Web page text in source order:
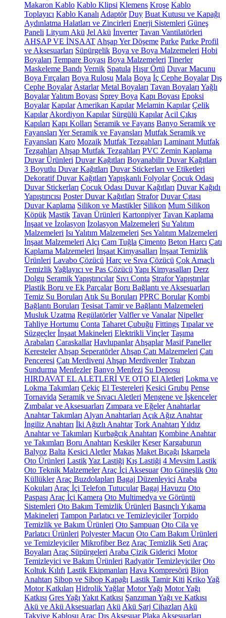
Makaron Kablo Kablo Klipsi Klemens Kroşe Kablo
Toplayıcı Kablo Kanalı Adaptör Duy Buat Kutusu ve Kapağı
Aydınlatma Halatları ve Zincirleri Enerji Sistemleri Güneş
Paneli Lityum Akü Jel Akü İnverter Tavan Vantilatörleri
AHŞAP VE İNŞAAT Ahşap Yer Döşeme Parke Parke Profil
ve Aksesuarları Süpürgelik Boya ve Boya Malzemeleri Hobi
Boyaları Tempare Boyası Boya Malzemeleri Tinerler
Maskeleme Bandı Vernik Spatula Hışır Örtü Duvar Macunu
Boya Fırçaları Boya Rulosu Mala Boya İç Cephe Boyalar Dış
Cephe Boyalar Astarlar Metal Boyaları Tavan Boyaları Yağlı
BoyalarYalıtım Boyası Sprey Boya Kapı Boyası Epoksi
Boyalar Kapılar Amerikan Kapılar Melamin Kapılar Çelik
Kapılar Akordiyon Kapılar Sürgülü Kapılar Acil Çıkış
Kapıları Kapı Kolları Seramik ve Fayans Banyo Seramik ve
Fayansları Yer Seramik ve Fayansları Mutfak Seramik ve
Fayansları Karo Mozaik Mutfak Tezgahları Laminant Mutfak
Tezgahları Ahşap Mutfak Tezgahları PVC Zemin Kaplama
Duvar Ürünleri Duvar Kağıtları Boyanabilir Duvar Kağıtları
3 Boyutlu Duvar Kağıtları Duvar Stickerları ve Etiketleri
Dekoratif Duvar Kağıtları Yapışkanlı Folyolar Çocuk Odası
Duvar Stickerları Çocuk Odası Duvar Kağıtları Duvar Kağıdı
Yapıştırıcısı Poster Duvar Kağıtları Strafor Duvar Çıtası
Duvar Kaplama Silikon ve Mastikler Silikon Mum Silikon
Köpük Mastik Tavan Ürünleri Kartonpiyer Tavan Kaplama
İnşaat ve İzolasyon İzolasyon Malzemeleri Su Yalıtım
Malzemeleri Isı Yalıtım Malzemeleri Ses Yalıtım Malzemeleri
İnşaat Malzemeleri Alçı Cam Tuğla Çimento Beton Harcı Çatı
Kaplama Malzemeleri İnşaat Kimyasalları İnşaat Temizlik
Ürünleri Lavabo Çözücü Harç ve Sıva Çözücü Çok Amaçlı
TemizlikYağlayıcı ve Pas Çözücü Yapı Kimyasalları Derz
Dolgu Seramik Yapıştırıcılar Sıvı Conta Strafor Yapıştırılar
Plastik Boru ve Ek Parçalar Boru Bağlantı ve Aksesuarları
Temiz Su Boruları Atık Su Boruları PPRC Borular Kombi
Bağlantı Boruları Tesisat Tamir ve Bağlantı Malzemeleri
Musluk Uzatma Regülatörler Valfler ve Vanalar Nipeller
Tahliye Hortumu Conta Taharet Çubuğu Fittings Tıpalar ve
Süzgeçler İnşaat Makineleri Elektrikli Vinçler Taşıma
Arabaları Caraskallar Havlupanlar Ahşaplar Masif Paneller
Keresteler Ahşap Seperatörler Ahşap Çatı Malzemeleri Çatı
Penceresi Çatı Merdiveni Ahşap Merdivenler Trabzan
Sundurma Menfezler Banyo Menfezi Su Deposu
HIRDAVAT EL ALETLERİ VE OTO El Aletleri Lokma ve
Lokma Takımları Çekiç El Testereleri Kesici Grubu Pense
Tornavida Seramik ve Sıvacı Aletleri Mengene ve İşkenceler
Zımbalar ve Aksesuarları Zımpara ve Eğeler Anahtarlar
Anahtar Takımları Alyan Anahtarları Açık Ağız Anahtar
İngiliz Anahtarı İki Ağızlı Anahtar Tork Anahtarı Yıldız
Anahtar ve Takımları Kurbağcık Anahtarı Kombine Anahtar
ve Takımları Boru Anahtarı Keskiler Keser Kargaburun
Balyoz Balta Kesici Aletler Makas Maket Bıçağı Iskarpela
Oto Ürünleri LastikYaz Lastiği Kış Lastiği 4 Mevsim Lastik
Oto Teknik Malzemeler Araç İçi Aksesuar Oto Güneşlik Oto
Küllükler Araç Buzdolapları Bagaj Düzenleyici Araba
Kokuları Araç İçi Telefon Tutucular Bagaj Havuzu Oto
Paspası Araç İçi Kamera Oto Multimedya ve Görüntü
Sistemleri Oto Bakım Temizlik Ürünleri Basınçlı Yıkama
Makineleri Tampon Parlatıcı ve Temizleyiciler Torpido
Temizlik ve Bakım Ürünleri Oto Şampuan Oto Cila ve
Parlatıcı Ürünleri Polyester Macun Oto Cam Bakım Ürünleri
ve Temizleyiciler Mikrofiber Bez Araç Temizlik Seti Araç
Boyaları Araç Süpürgeleri Araba Çizik Giderici Motor
Temizleyici ve Bakım Ürünleri Radyatör Temizleyiciler Oto
Koltuk Kılıfı Lastik Ekipmanları Hava Kompresörü Bijon
Anahtarı Sibop ve Sibop Kapağı Lastik Tamir Kiti KrikoYağ
Motor Katkıları Hidrolik Yağlar Motor Yağı Motor Yağı
Katkısı Gres Yağı Yakıt Katkısı Şanzıman Yağı ve Katkısı
Akü ve Akü Aksesuarları Akü Akü Şarj Cihazları Akü
Takviye Kablosu Araç Dış Aksesuar Plaka Aksesuarları